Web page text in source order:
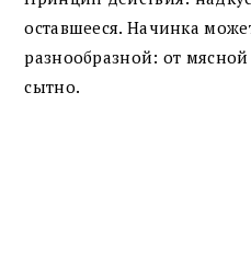
оставшееся. Начинка
разнообразной: от
сытно.